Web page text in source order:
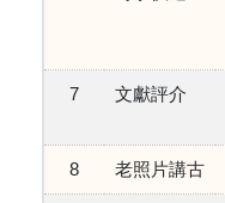
7 文獻評介
8 老照片講古